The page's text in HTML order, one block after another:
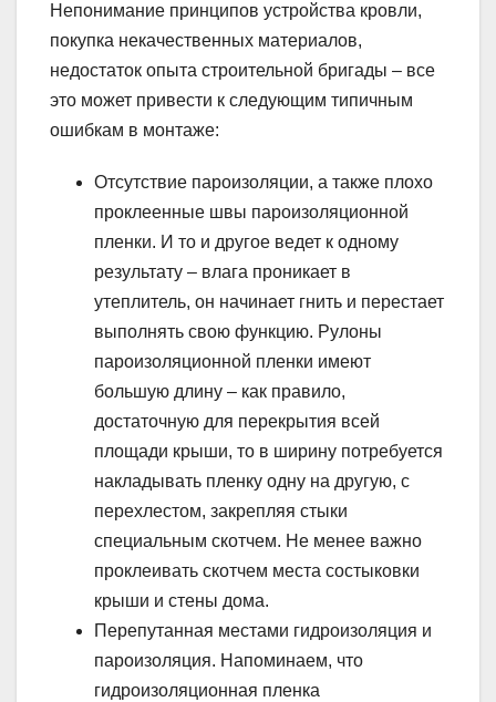
Непонимание принципов устройства кровли,
покупка некачественных материалов,
недостаток опыта строительной бригады – все
это может привести к следующим типичным
ошибкам в монтаже:
Отсутствие пароизоляции, а также плохо
проклеенные швы пароизоляционной
пленки. И то и другое ведет к одному
результату – влага проникает в
утеплитель, он начинает гнить и перестает
выполнять свою функцию. Рулоны
пароизоляционной пленки имеют
большую длину – как правило,
достаточную для перекрытия всей
площади крыши, то в ширину потребуется
накладывать пленку одну на другую, с
перехлестом, закрепляя стыки
специальным скотчем. Не менее важно
проклеивать скотчем места состыковки
крыши и стены дома.
Перепутанная местами гидроизоляция и
пароизоляция. Напоминаем, что
гидроизоляционная пленка